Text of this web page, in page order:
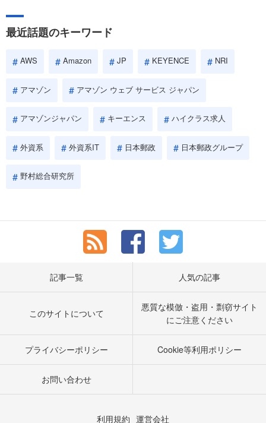
しょう。
最近話題のキーワード
AWS Amazon JP KEYENCE NRI
アマゾン アマゾン ウェブ サービス ジャパン
アマゾンジャパン キーエンス ハイクラス求人
外資系 外資系IT 日本郵政 日本郵政グループ
野村総合研究所
記事一覧 人気の記事
このサイトについて
悪質な模倣・盗用・剽窃サイト
にご注意ください
プライバシーポリシー Cookie等利用ポリシー
お問い合わせ
利用規約 運営会社